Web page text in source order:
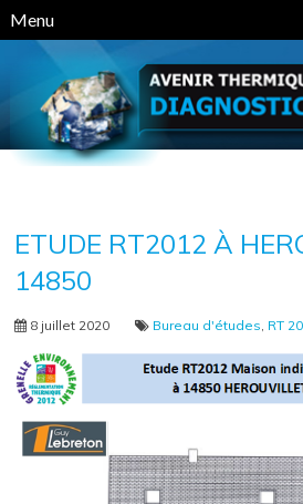
Menu
ETUDE RT2012 À
14850
8 juillet 2020 Bureau d'études RT
Panneau de gestion des cookies